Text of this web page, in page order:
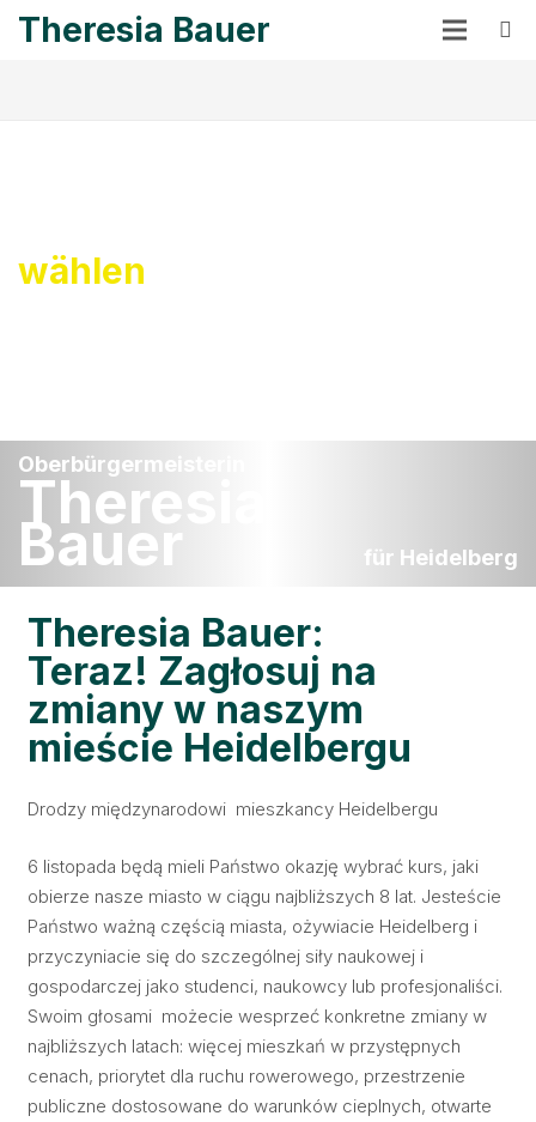
Theresia Bauer
wählen
Oberbürgermeisterin
Theresia
Bauer für Heidelberg
Theresia Bauer:
Teraz! Zagłosuj na
zmiany w naszym
mieście Heidelbergu
Drodzy międzynarodowi mieszkancy Heidelbergu
6 listopada będą mieli Państwo okazję wybrać kurs, jaki
obierze nasze miasto w ciągu najbliższych 8 lat. Jesteście
Państwo ważną częścią miasta, ożywiacie Heidelberg i
przyczyniacie się do szczególnej siły naukowej i
gospodarczej jako studenci, naukowcy lub profesjonaliści.
Swoim głosami możecie wesprzeć konkretne zmiany w
najbliższych latach: więcej mieszkań w przystępnych
cenach, priorytet dla ruchu rowerowego, przestrzenie
publiczne dostosowane do warunków cieplnych, otwarte